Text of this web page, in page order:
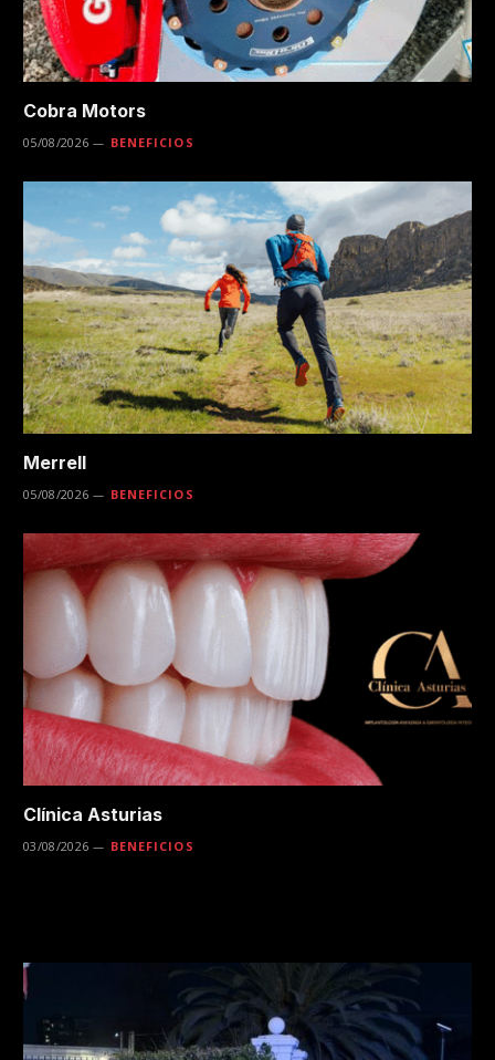
Cobra Motors
05/08/2026 BENEFICIOS
Merrell
05/08/2026 BENEFICIOS
Clínica Asturias
03/08/2026 BENEFICIOS